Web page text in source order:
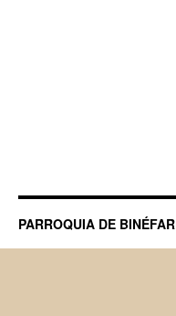
PARROQUIA DE BINÉFAR